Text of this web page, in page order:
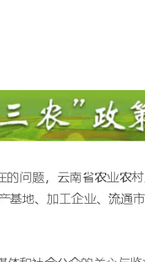
暖了四季